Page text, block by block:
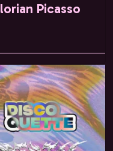
Picasso